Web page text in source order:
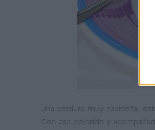
Una verdura muy navideña,
Con ese colorido y